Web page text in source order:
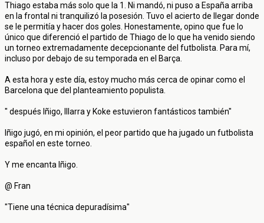
Thiago estaba más solo que la 1. Ni mandó, ni puso a España arriba
en la frontal ni tranquilizó la posesión. Tuvo el acierto de llegar donde
se le permitía y hacer dos goles. Honestamente, opino que fue lo
único que diferenció el partido de Thiago de lo que ha venido siendo
un torneo extremadamente decepcionante del futbolista. Para mí,
incluso por debajo de su temporada en el Barça.
A esta hora y este día, estoy mucho más cerca de opinar como el
Barcelona que del planteamiento populista.
" después Iñigo, Illarra y Koke estuvieron fantásticos también"
Iñigo jugó, en mi opinión, el peor partido que ha jugado un futbolista
español en este torneo.
Y me encanta Iñigo.
@ Fran
"Tiene una técnica depuradísima"